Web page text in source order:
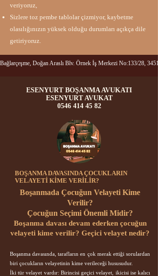
veriyoruz,
Sizlere toz pembe tablolar çizmiyor, kaybetme
olasılığınızın yüksek olduğu durumları açıkça dile
getiriyoruz.
Bağlarçeşme, Doğan Araslı Blv. Örnek İş Merkezi No:133/28,
ESENYURT BOŞANMA AVUKATI
ESENYURT AVUKAT
0546 414 45 82
BOŞANMA DAVASINDA ÇOCUKLARIN
VELAYETİ KİME VERİLİR?
Boşanmada Çocuğun Velayeti Kime
Verilir?
Çocuğun Seçimi Önemli Midir?
Boşanma davası devam ederken çocuğun
velayeti kime verilir? Geçici velayet nedir?
Boşanma davasında, tarafların en çok merak ettiği sorulardan
biri çocukların velayetinin kime verileceği hususudur. ​​
İki tür velayet vardır: Birincisi geçici velayet, ikicisi ise kalıcı